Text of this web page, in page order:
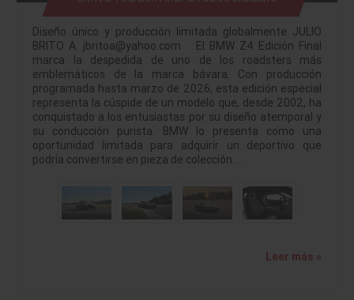
Diseño único y producción limitada globalmente JULIO
BRITO A. jbritoa@yahoo.com El BMW Z4 Edición Final
marca la despedida de uno de los roadsters más
emblemáticos de la marca bávara. Con producción
programada hasta marzo de 2026, esta edición especial
representa la cúspide de un modelo que, desde 2002, ha
conquistado a los entusiastas por su diseño atemporal y
su conducción purista. BMW lo presenta como una
oportunidad limitada para adquirir un deportivo que
podría convertirse en pieza de colección.…
Leer más »